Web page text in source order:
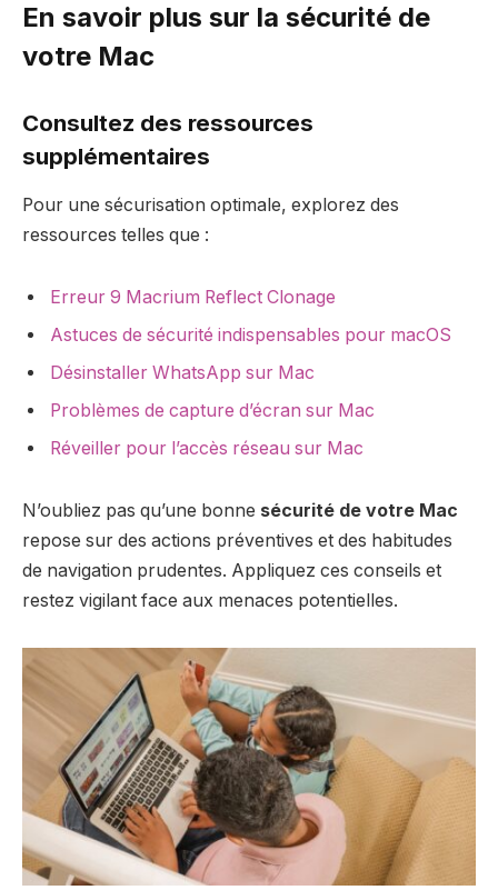
En savoir plus sur la sécurité de
votre Mac
Consultez des ressources
supplémentaires
Pour une sécurisation optimale, explorez des
ressources telles que :
Erreur 9 Macrium Reflect Clonage
Astuces de sécurité indispensables pour macOS
Désinstaller WhatsApp sur Mac
Problèmes de capture d’écran sur Mac
Réveiller pour l’accès réseau sur Mac
N’oubliez pas qu’une bonne sécurité de votre Mac
repose sur des actions préventives et des habitudes
de navigation prudentes. Appliquez ces conseils et
restez vigilant face aux menaces potentielles.